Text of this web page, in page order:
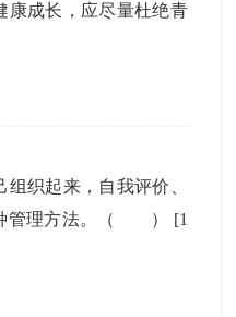
康成长，应尽量杜绝青
织起来，自我评价、
管理方法。（ ） [1